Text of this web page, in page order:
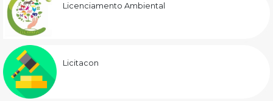
Licenciamento Ambiental
Licitacon